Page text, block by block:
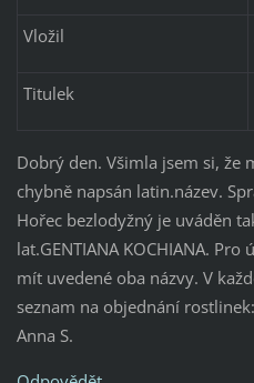
Vložil
Titulek
Dobrý den. Všimla jsem si, že
chybně napsán latin.název.
Hořec bezlodyžný je uváděn
lat.GENTIANA KOCHIANA.
mít uvedené oba názvy. V
seznam na objednání
Anna S.